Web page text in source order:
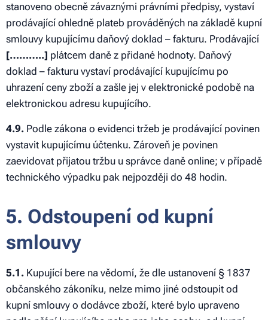
stanoveno obecně závaznými právními předpisy, vystaví
prodávající ohledně plateb prováděných na základě kupní
smlouvy kupujícímu daňový doklad – fakturu. Prodávající
[………..] plátcem daně z přidané hodnoty. Daňový
doklad – fakturu vystaví prodávající kupujícímu po
uhrazení ceny zboží a zašle jej v elektronické podobě na
elektronickou adresu kupujícího.
4.9. Podle zákona o evidenci tržeb je prodávající povinen
vystavit kupujícímu účtenku. Zároveň je povinen
zaevidovat přijatou tržbu u správce daně online; v případě
technického výpadku pak nejpozději do 48 hodin.
5. Odstoupení od kupní
smlouvy
5.1. Kupující bere na vědomí, že dle ustanovení § 1837
občanského zákoníku, nelze mimo jiné odstoupit od
kupní smlouvy o dodávce zboží, které bylo upraveno